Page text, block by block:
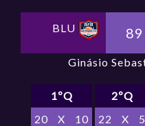
BLU 89
Ginásio
1ºQ
20
X 10
2ºQ
22
X 5